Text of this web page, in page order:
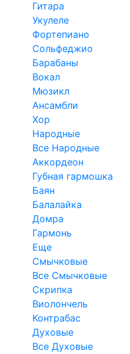
Гитара
Укулеле
Фортепиано
Сольфеджио
Барабаны
Вокал
Мюзикл
Ансамбли
Хор
Народные
Все Народные
Аккордеон
Губная гармошка
Баян
Балалайка
Домра
Гармонь
Еще
Смычковые
Все Смычковые
Скрипка
Виолончель
Контрабас
Духовые
Все Духовые